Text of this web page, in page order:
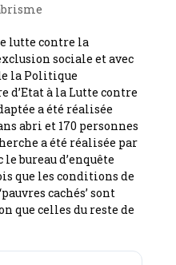
lutte contre la
sociale et avec
la Politique
d’Etat à la Lutte contre
a été réalisée
abri et 170 personnes
a été réalisée par
bureau d’enquête
que les conditions de
cachés’ sont
que celles du reste de